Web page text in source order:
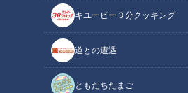
キユーピー３分クッキング
道との遭遇
ともだちたまご
与田ドラゴンズに喝！かつての強力“助っ
この記事の画像